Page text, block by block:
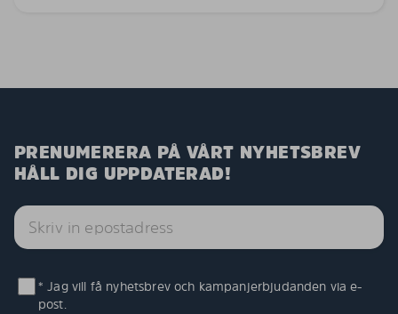
PRENUMERERA PÅ VÅRT NYHETSBREV
HÅLL DIG UPPDATERAD!
* Jag vill få nyhetsbrev och kampanjerbjudanden via e-
post.